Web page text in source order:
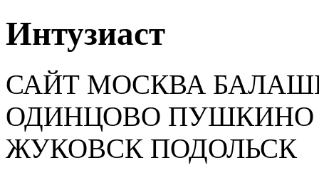
Интузиаст
САЙТ МОСКВА
ОДИНЦОВО
ЖУКОВСК ПОДОЛЬСК